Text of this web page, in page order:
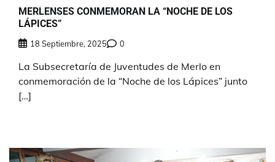
MERLENSES CONMEMORAN LA “NOCHE DE LOS
LÁPICES”
18 Septiembre, 2025 0
La Subsecretaría de Juventudes de Merlo en
conmemoración de la “Noche de los Lápices” junto
[…]